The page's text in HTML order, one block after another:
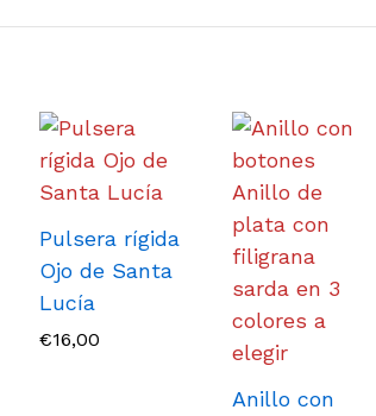
Pulsera rígida
Ojo de Santa
Lucía
€16,00
Anillo con